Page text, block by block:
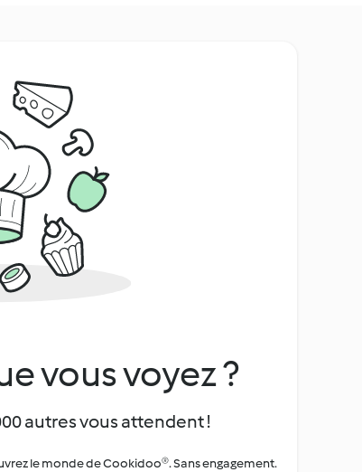
vous voyez ?
autres vous attendent !
le monde de Cookidoo®. Sans engagement.